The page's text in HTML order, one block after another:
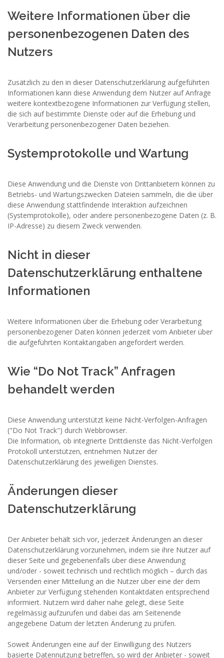
Weitere Informationen über die
personenbezogenen Daten des
Nutzers
Zusätzlich zu den in dieser Datenschutzerklärung aufgeführten
Informationen kann diese Anwendung dem Nutzer auf Anfrage
weitere kontextbezogene Informationen zur Verfügung stellen,
die sich auf bestimmte Dienste oder auf die Erhebung und
Verarbeitung personenbezogener Daten beziehen.
Systemprotokolle und Wartung
Diese Anwendung und die Dienste von Drittanbietern können zu
Betriebs- und Wartungszwecken Dateien sammeln, die die über
diese Anwendung stattfindende Interaktion aufzeichnen
(Systemprotokolle), oder andere personenbezogene Daten (z. B.
IP-Adresse) zu diesem Zweck verwenden.
Nicht in dieser
Datenschutzerklärung enthaltene
Informationen
Weitere Informationen über die Erhebung oder Verarbeitung
personenbezogener Daten können jederzeit vom Anbieter über
die aufgeführten Kontaktangaben angefordert werden.
Wie “Do Not Track” Anfragen
behandelt werden
Diese Anwendung unterstützt keine Nicht-Verfolgen-Anfragen
("Do Not Track") durch Webbrowser.
Die Information, ob integrierte Drittdienste das Nicht-Verfolgen
Protokoll unterstützen, entnehmen Nutzer der
Datenschutzerklärung des jeweiligen Dienstes.
Änderungen dieser
Datenschutzerklärung
Der Anbieter behält sich vor, jederzeit Änderungen an dieser
Datenschutzerklärung vorzunehmen, indem sie ihre Nutzer auf
dieser Seite und gegebenenfalls über diese Anwendung
und/oder - soweit technisch und rechtlich möglich – durch das
Versenden einer Mitteilung an die Nutzer über eine der dem
Anbieter zur Verfügung stehenden Kontaktdaten entsprechend
informiert. Nutzern wird daher nahe gelegt, diese Seite
regelmässig aufzurufen und dabei das am Seitenende
angegebene Datum der letzten Änderung zu prüfen.
Soweit Änderungen eine auf der Einwilligung des Nutzers
basierte Datennutzung betreffen, so wird der Anbieter - soweit